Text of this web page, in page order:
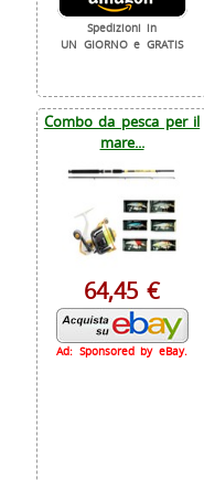
Spedizioni in
UN GIORNO e GRATIS
Combo da pesca per il
mare...
64,45 €
Ad: Sponsored by eBay.